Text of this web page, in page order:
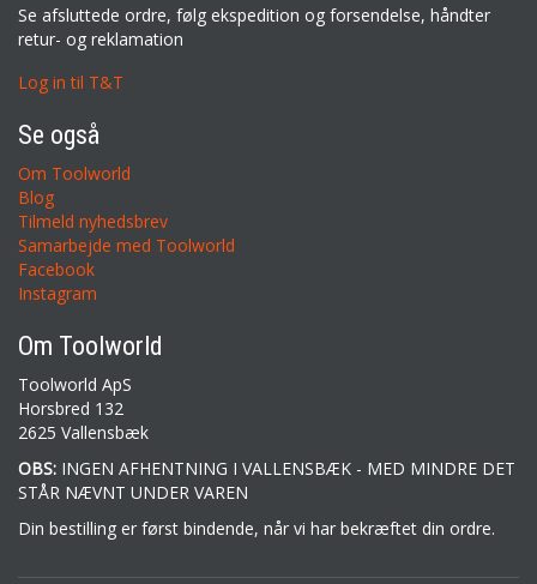
Se afsluttede ordre, følg ekspedition og forsendelse, håndter
retur- og reklamation
Log in til T&T
Se også
Om Toolworld
Blog
Tilmeld nyhedsbrev
Samarbejde med Toolworld
Facebook
Instagram
Om Toolworld
Toolworld ApS
Horsbred 132
2625 Vallensbæk
OBS: INGEN AFHENTNING I VALLENSBÆK - MED MINDRE DET
STÅR NÆVNT UNDER VAREN
Din bestilling er først bindende, når vi har bekræftet din ordre.